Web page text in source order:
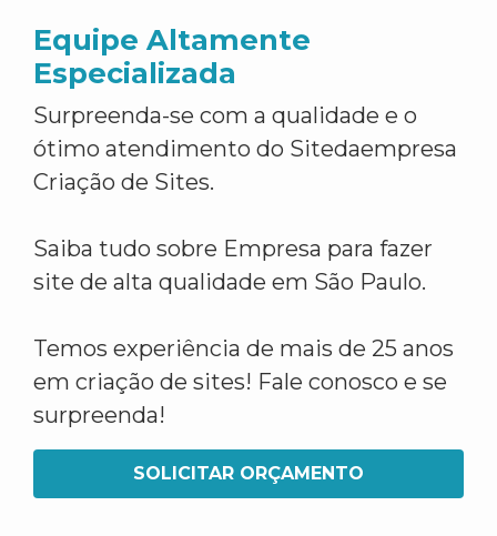
Equipe Altamente
Especializada
Surpreenda-se com a qualidade e o
ótimo atendimento do Sitedaempresa
Criação de Sites.
Saiba tudo sobre Empresa para fazer
site de alta qualidade em São Paulo.
Temos experiência de mais de 25 anos
em criação de sites! Fale conosco e se
surpreenda!
SOLICITAR ORÇAMENTO